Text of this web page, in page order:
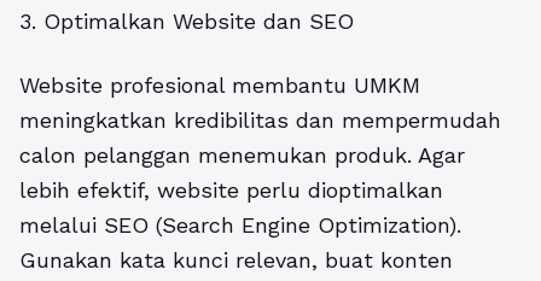
3. Optimalkan Website dan SEO
Website profesional membantu UMKM
meningkatkan kredibilitas dan mempermudah
calon pelanggan menemukan produk. Agar
lebih efektif, website perlu dioptimalkan
melalui SEO (Search Engine Optimization).
Gunakan kata kunci relevan, buat konten